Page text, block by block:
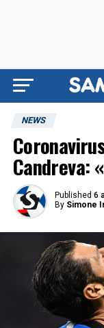
NEWS
Candreva:
Published 6
By Simone